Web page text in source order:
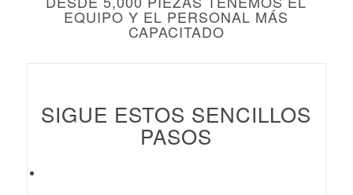
EQUIPO Y EL PERSONAL MÁS
CAPACITADO
SIGUE ESTOS SENCILLOS
PASOS